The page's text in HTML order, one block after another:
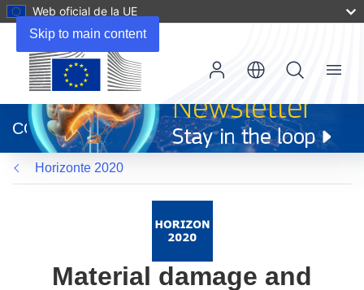
Skip to main content
Web oficial de la UE
abrirá
en
una
nueva
ventana)
CORDIS
Menu
Horizonte 2020
Material damage and